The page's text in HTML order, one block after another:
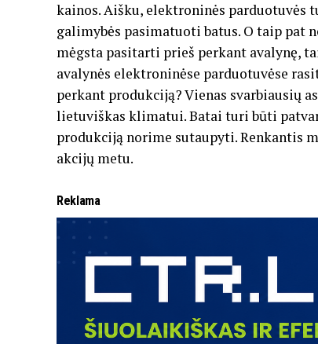
kainos. Aišku, elektroninės
galimybės pasimatuoti batus. O taip pat
mėgsta pasitarti prieš perkant avalynę,
avalynės elektroninėse parduotuvėse
perkant produkciją? Vienas
lietuviškas klimatui. Batai turi būti
produkciją norime sutaupyti. Renkantis
akcijų metu.
Reklama